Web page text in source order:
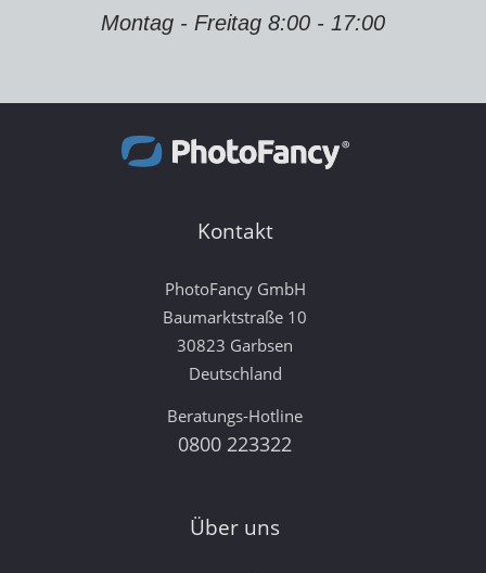
Montag - Freitag 8:00 - 17:00
Kontakt
PhotoFancy GmbH
Baumarktstraße 10
30823 Garbsen
Deutschland
Beratungs-Hotline
0800 223322
Über uns